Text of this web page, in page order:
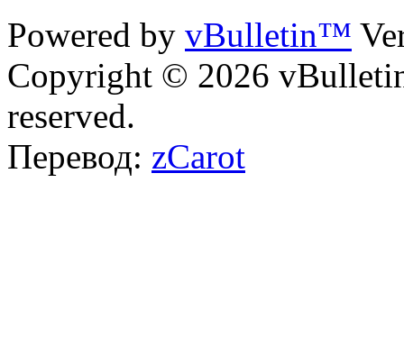
Powered by vBulletin™
Copyright © 2026
reserved.
Перевод: zCarot